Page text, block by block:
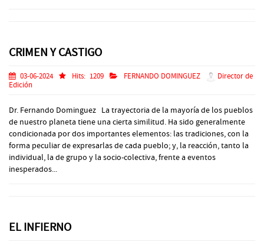
CRIMEN Y CASTIGO
03-06-2024 Hits: 1209 FERNANDO DOMINGUEZ
Director de
Edición
Dr. Fernando Dominguez La trayectoria de la mayoría de los pueblos
de nuestro planeta tiene una cierta similitud. Ha sido generalmente
condicionada por dos importantes elementos: las tradiciones, con la
forma peculiar de expresarlas de cada pueblo; y, la reacción, tanto la
individual, la de grupo y la socio-colectiva, frente a eventos
inesperados...
EL INFIERNO